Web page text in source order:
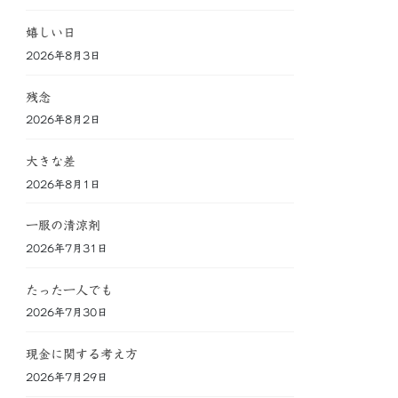
嬉しい日
2026年8月3日
残念
2026年8月2日
大きな差
2026年8月1日
一服の清涼剤
2026年7月31日
たった一人でも
2026年7月30日
現金に関する考え方
2026年7月29日